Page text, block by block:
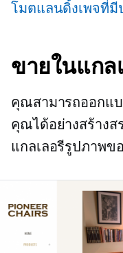
โมตแลนดิ้งเพจที่มี
ขายในแกล
คุณสามารถออกแ
คุณได้อย่างสร้าง
แกลเลอรีรูปภาพข